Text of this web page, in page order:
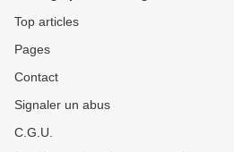
Top articles
Pages
Contact
Signaler un abus
C.G.U.